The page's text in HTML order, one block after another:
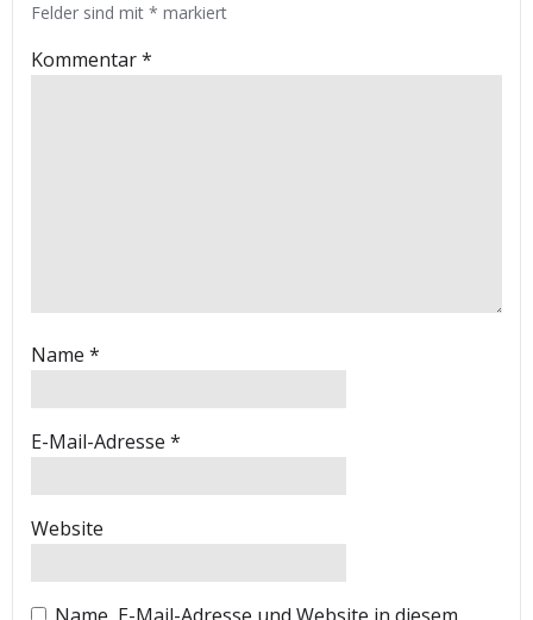
Felder sind mit * markiert
Kommentar*
Name *
E-Mail-Adresse *
Website